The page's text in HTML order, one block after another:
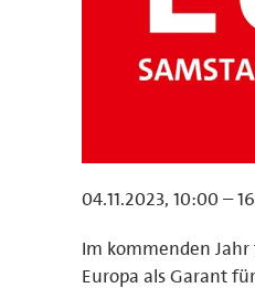
04.11.2023, 10:00 –
Im kommenden
Europa als Garant